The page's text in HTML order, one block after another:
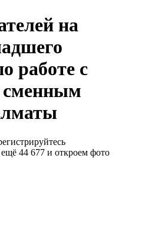
на
работе с
сменным
44 677 и откроем фото